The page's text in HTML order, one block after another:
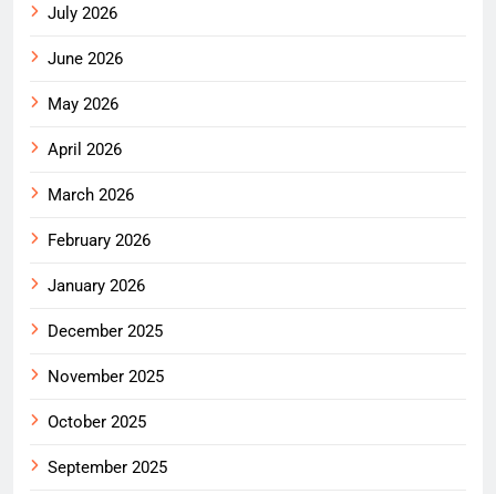
July 2026
June 2026
May 2026
April 2026
March 2026
February 2026
January 2026
December 2025
November 2025
October 2025
September 2025